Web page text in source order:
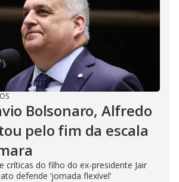
Bolsonaro, Alfredo
pelo fim da escala
críticas do filho do ex-presidente Jair
defende ‘jornada flexível’